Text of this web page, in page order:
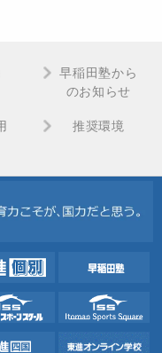
早稲田塾から
のお知らせ
推奨環境